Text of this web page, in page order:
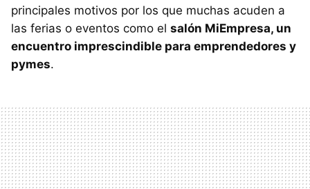
principales motivos por los que muchas acuden a
las ferias o eventos como el salón MiEmpresa, un
encuentro imprescindible para emprendedores y
pymes.